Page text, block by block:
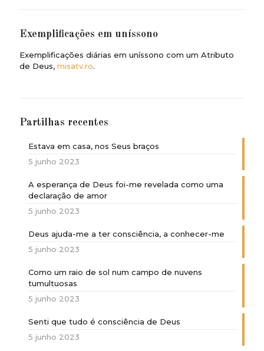
Exemplificações em uníssono
Exemplificações diárias em uníssono com um Atributo
de Deus, misatv.ro.
Partilhas recentes
Estava em casa, nos Seus braços
5 junho 2023
A esperança de Deus foi-me revelada como uma
declaração de amor
5 junho 2023
Deus ajuda-me a ter consciência, a conhecer-me
5 junho 2023
Como um raio de sol num campo de nuvens
tumultuosas
5 junho 2023
Senti que tudo é consciência de Deus
5 junho 2023